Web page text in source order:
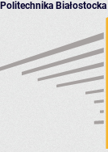
Politechnika Białostocka